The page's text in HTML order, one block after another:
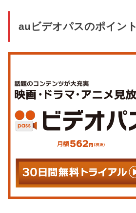
auビデオパスのポイント